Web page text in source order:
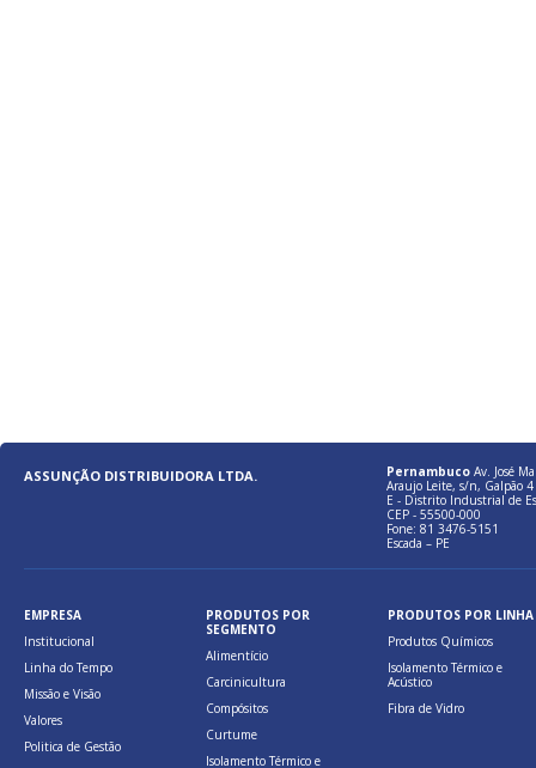
ASSUNÇÃO DISTRIBUIDORA LTDA. Pernambuco Av. José
Araujo Leite, s/n, Galpão 4
E - Distrito Industrial de
CEP - 55500-000
Fone: 81 3476-5151
Escada – PE
EMPRESA
Institucional
Linha do Tempo
Missão e Visão
Valores
Politica de Gestão
PRODUTOS POR
SEGMENTO
Alimentício
Carcinicultura
Compósitos
Curtume
Isolamento Térmico e
PRODUTOS POR LINHA
Produtos Químicos
Isolamento Térmico e
Acústico
Fibra de Vidro